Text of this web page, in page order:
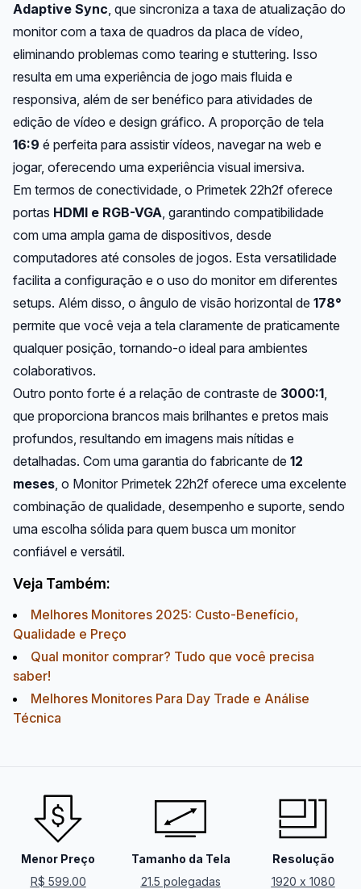
Adaptive Sync, que sincroniza a taxa de atualização do
monitor com a taxa de quadros da placa de vídeo,
eliminando problemas como tearing e stuttering. Isso
resulta em uma experiência de jogo mais fluida e
responsiva, além de ser benéfico para atividades de
edição de vídeo e design gráfico. A proporção de tela
16:9 é perfeita para assistir vídeos, navegar na web e
jogar, oferecendo uma experiência visual imersiva.
Em termos de conectividade, o Primetek 22h2f oferece
portas HDMI e RGB-VGA, garantindo compatibilidade
com uma ampla gama de dispositivos, desde
computadores até consoles de jogos. Esta versatilidade
facilita a configuração e o uso do monitor em diferentes
setups. Além disso, o ângulo de visão horizontal de 178°
permite que você veja a tela claramente de praticamente
qualquer posição, tornando-o ideal para ambientes
colaborativos.
Outro ponto forte é a relação de contraste de 3000:1,
que proporciona brancos mais brilhantes e pretos mais
profundos, resultando em imagens mais nítidas e
detalhadas. Com uma garantia do fabricante de 12
meses, o Monitor Primetek 22h2f oferece uma excelente
combinação de qualidade, desempenho e suporte, sendo
uma escolha sólida para quem busca um monitor
confiável e versátil.
Veja Também:
Melhores Monitores 2025: Custo-Benefício,
Qualidade e Preço
Qual monitor comprar? Tudo que você precisa
saber!
Melhores Monitores Para Day Trade e Análise
Técnica
Menor Preço
R$ 599.00
Tamanho da Tela
21.5 polegadas
Resolução
1920 x 1080